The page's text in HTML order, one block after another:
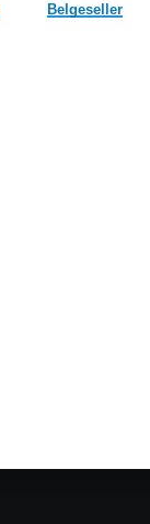
Belgeseller